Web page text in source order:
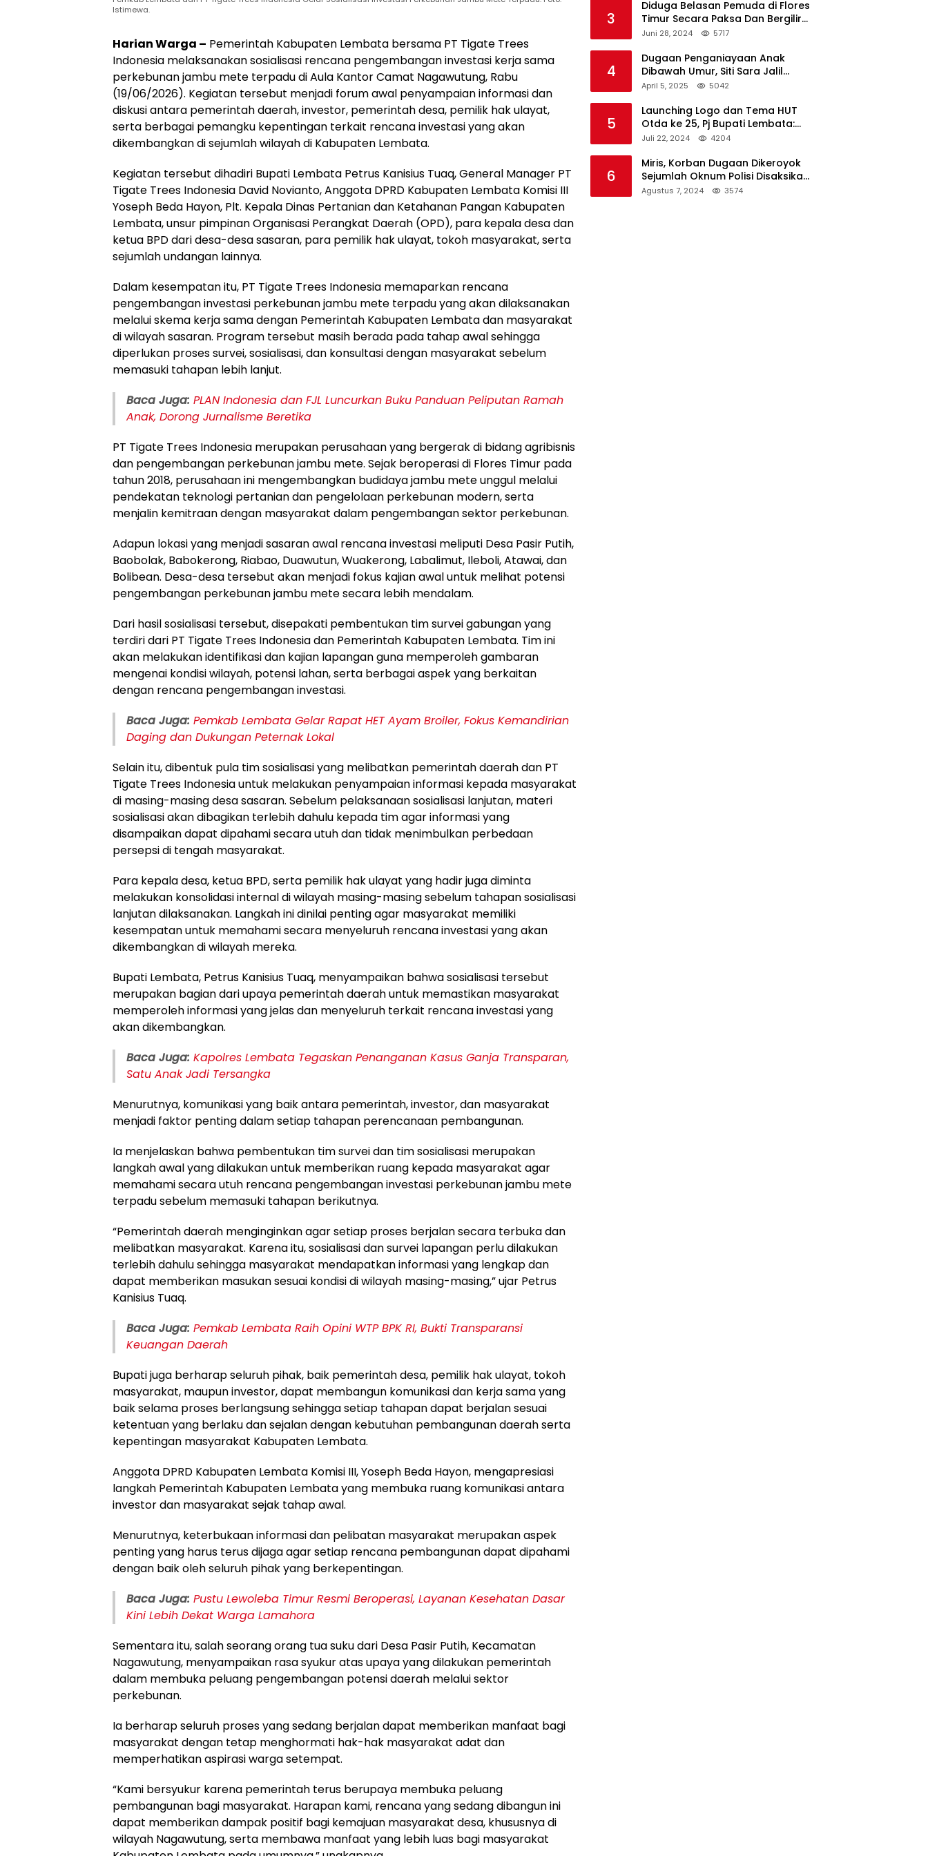
Istimewa.
Harian Warga – Pemerintah Kabupaten Lembata bersama PT Tigate Trees
Indonesia melaksanakan sosialisasi rencana pengembangan investasi kerja sama
perkebunan jambu mete terpadu di Aula Kantor Camat Nagawutung, Rabu
(19/06/2026). Kegiatan tersebut menjadi forum awal penyampaian informasi dan
diskusi antara pemerintah daerah, investor, pemerintah desa, pemilik hak ulayat,
serta berbagai pemangku kepentingan terkait rencana investasi yang akan
dikembangkan di sejumlah wilayah di Kabupaten Lembata.
Kegiatan tersebut dihadiri Bupati Lembata Petrus Kanisius Tuaq, General Manager PT
Tigate Trees Indonesia David Novianto, Anggota DPRD Kabupaten Lembata Komisi III
Yoseph Beda Hayon, Plt. Kepala Dinas Pertanian dan Ketahanan Pangan Kabupaten
Lembata, unsur pimpinan Organisasi Perangkat Daerah (OPD), para kepala desa dan
ketua BPD dari desa-desa sasaran, para pemilik hak ulayat, tokoh masyarakat, serta
sejumlah undangan lainnya.
Dalam kesempatan itu, PT Tigate Trees Indonesia memaparkan rencana
pengembangan investasi perkebunan jambu mete terpadu yang akan dilaksanakan
melalui skema kerja sama dengan Pemerintah Kabupaten Lembata dan masyarakat
di wilayah sasaran. Program tersebut masih berada pada tahap awal sehingga
diperlukan proses survei, sosialisasi, dan konsultasi dengan masyarakat sebelum
memasuki tahapan lebih lanjut.
Baca Juga: PLAN Indonesia dan FJL Luncurkan Buku Panduan Peliputan Ramah
Anak, Dorong Jurnalisme Beretika
PT Tigate Trees Indonesia merupakan perusahaan yang bergerak di bidang agribisnis
dan pengembangan perkebunan jambu mete. Sejak beroperasi di Flores Timur pada
tahun 2018, perusahaan ini mengembangkan budidaya jambu mete unggul melalui
pendekatan teknologi pertanian dan pengelolaan perkebunan modern, serta
menjalin kemitraan dengan masyarakat dalam pengembangan sektor perkebunan.
Adapun lokasi yang menjadi sasaran awal rencana investasi meliputi Desa Pasir Putih,
Baobolak, Babokerong, Riabao, Duawutun, Wuakerong, Labalimut, Ileboli, Atawai, dan
Bolibean. Desa-desa tersebut akan menjadi fokus kajian awal untuk melihat potensi
pengembangan perkebunan jambu mete secara lebih mendalam.
Dari hasil sosialisasi tersebut, disepakati pembentukan tim survei gabungan yang
terdiri dari PT Tigate Trees Indonesia dan Pemerintah Kabupaten Lembata. Tim ini
akan melakukan identifikasi dan kajian lapangan guna memperoleh gambaran
mengenai kondisi wilayah, potensi lahan, serta berbagai aspek yang berkaitan
dengan rencana pengembangan investasi.
Baca Juga: Pemkab Lembata Gelar Rapat HET Ayam Broiler, Fokus Kemandirian
Daging dan Dukungan Peternak Lokal
Selain itu, dibentuk pula tim sosialisasi yang melibatkan pemerintah daerah dan PT
Tigate Trees Indonesia untuk melakukan penyampaian informasi kepada masyarakat
di masing-masing desa sasaran. Sebelum pelaksanaan sosialisasi lanjutan, materi
sosialisasi akan dibagikan terlebih dahulu kepada tim agar informasi yang
disampaikan dapat dipahami secara utuh dan tidak menimbulkan perbedaan
persepsi di tengah masyarakat.
Para kepala desa, ketua BPD, serta pemilik hak ulayat yang hadir juga diminta
melakukan konsolidasi internal di wilayah masing-masing sebelum tahapan sosialisasi
lanjutan dilaksanakan. Langkah ini dinilai penting agar masyarakat memiliki
kesempatan untuk memahami secara menyeluruh rencana investasi yang akan
dikembangkan di wilayah mereka.
Bupati Lembata, Petrus Kanisius Tuaq, menyampaikan bahwa sosialisasi tersebut
merupakan bagian dari upaya pemerintah daerah untuk memastikan masyarakat
memperoleh informasi yang jelas dan menyeluruh terkait rencana investasi yang
akan dikembangkan.
Baca Juga: Kapolres Lembata Tegaskan Penanganan Kasus Ganja Transparan,
Satu Anak Jadi Tersangka
Menurutnya, komunikasi yang baik antara pemerintah, investor, dan masyarakat
menjadi faktor penting dalam setiap tahapan perencanaan pembangunan.
Ia menjelaskan bahwa pembentukan tim survei dan tim sosialisasi merupakan
langkah awal yang dilakukan untuk memberikan ruang kepada masyarakat agar
memahami secara utuh rencana pengembangan investasi perkebunan jambu mete
terpadu sebelum memasuki tahapan berikutnya.
“Pemerintah daerah menginginkan agar setiap proses berjalan secara terbuka dan
melibatkan masyarakat. Karena itu, sosialisasi dan survei lapangan perlu dilakukan
terlebih dahulu sehingga masyarakat mendapatkan informasi yang lengkap dan
dapat memberikan masukan sesuai kondisi di wilayah masing-masing,” ujar Petrus
Kanisius Tuaq.
Baca Juga: Pemkab Lembata Raih Opini WTP BPK RI, Bukti Transparansi
Keuangan Daerah
Bupati juga berharap seluruh pihak, baik pemerintah desa, pemilik hak ulayat, tokoh
masyarakat, maupun investor, dapat membangun komunikasi dan kerja sama yang
baik selama proses berlangsung sehingga setiap tahapan dapat berjalan sesuai
ketentuan yang berlaku dan sejalan dengan kebutuhan pembangunan daerah serta
kepentingan masyarakat Kabupaten Lembata.
Anggota DPRD Kabupaten Lembata Komisi III, Yoseph Beda Hayon, mengapresiasi
langkah Pemerintah Kabupaten Lembata yang membuka ruang komunikasi antara
investor dan masyarakat sejak tahap awal.
Menurutnya, keterbukaan informasi dan pelibatan masyarakat merupakan aspek
penting yang harus terus dijaga agar setiap rencana pembangunan dapat dipahami
dengan baik oleh seluruh pihak yang berkepentingan.
Baca Juga: Pustu Lewoleba Timur Resmi Beroperasi, Layanan Kesehatan Dasar
Kini Lebih Dekat Warga Lamahora
Sementara itu, salah seorang orang tua suku dari Desa Pasir Putih, Kecamatan
Nagawutung, menyampaikan rasa syukur atas upaya yang dilakukan pemerintah
dalam membuka peluang pengembangan potensi daerah melalui sektor
perkebunan.
Ia berharap seluruh proses yang sedang berjalan dapat memberikan manfaat bagi
masyarakat dengan tetap menghormati hak-hak masyarakat adat dan
memperhatikan aspirasi warga setempat.
“Kami bersyukur karena pemerintah terus berupaya membuka peluang
pembangunan bagi masyarakat. Harapan kami, rencana yang sedang dibangun ini
dapat memberikan dampak positif bagi kemajuan masyarakat desa, khususnya di
wilayah Nagawutung, serta membawa manfaat yang lebih luas bagi masyarakat
3
Diduga Belasan Pemuda di Flores
Timur Secara Paksa Dan Bergilir
Setubuhi Gadis di Bawah Umur
Juni 28, 2024 5717
4
Dugaan Penganiayaan Anak
Dibawah Umur, Siti Sara Jalil
Seorang Warga Desa Normal 1
April 5, 2025 5042
5
Launching Logo dan Tema HUT
Otda ke 25, Pj Bupati Lembata:
Tema ini Bukan Sekedar Refleksi
Juli 22, 2024 4204
6
Miris, Korban Dugaan Dikeroyok
Sejumlah Oknum Polisi Disaksikan
Istri
Agustus 7, 2024 3574